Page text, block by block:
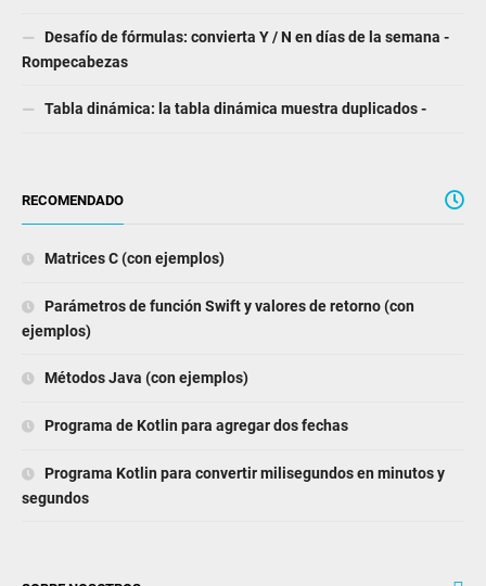
Desafío de fórmulas: convierta Y / N en días de la semana -
Rompecabezas
Tabla dinámica: la tabla dinámica muestra duplicados -
RECOMENDADO
Matrices C (con ejemplos)
Parámetros de función Swift y valores de retorno (con
ejemplos)
Métodos Java (con ejemplos)
Programa de Kotlin para agregar dos fechas
Programa Kotlin para convertir milisegundos en minutos y
segundos